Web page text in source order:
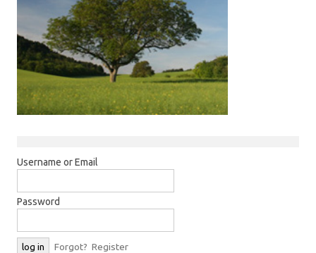
Username or Email
Password
Forgot? Register